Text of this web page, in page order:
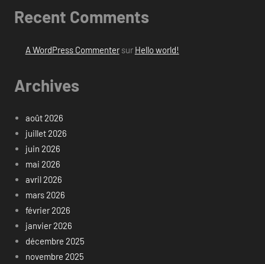
Recent Comments
A WordPress Commentersur Hello world!
Archives
août 2026
juillet 2026
juin 2026
mai 2026
avril 2026
mars 2026
février 2026
janvier 2026
décembre 2025
novembre 2025